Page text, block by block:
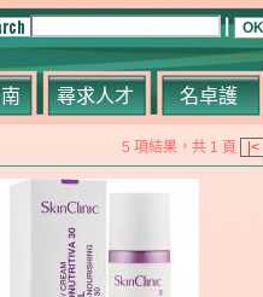
尋求人才 名卓護
5 項結果，共 1 頁 |<